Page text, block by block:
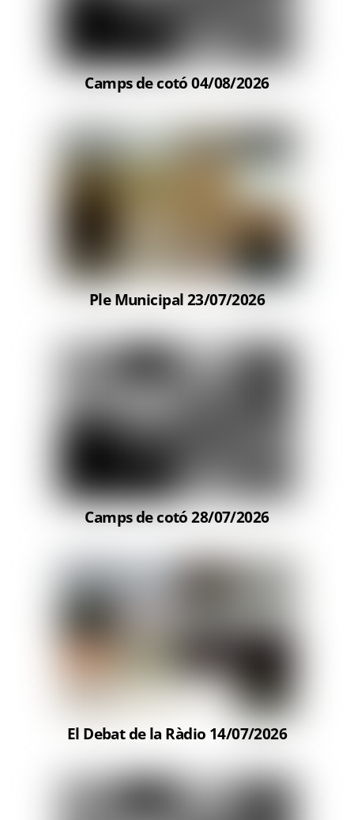
Camps de cotó 04/08/2026
Ple Municipal 23/07/2026
Camps de cotó 28/07/2026
El Debat de la Ràdio 14/07/2026